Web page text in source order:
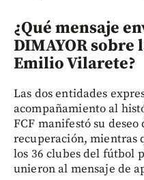
¿Qué mensaje
DIMAYOR sobre
Emilio Vilarete?
Las dos entidades
acompañamiento al
FCF manifestó su
recuperación, mientras
los 36 clubes del fútbol
unieron al mensaje de